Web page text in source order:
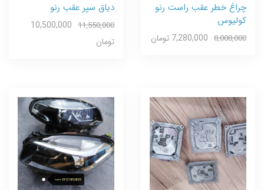
چراغ خطر عقب راست رنو
کولیوس
8,008,000 7,280,000 تومان
دیاق سپر عقب رنو
11,550,000
10,500,000
تومان